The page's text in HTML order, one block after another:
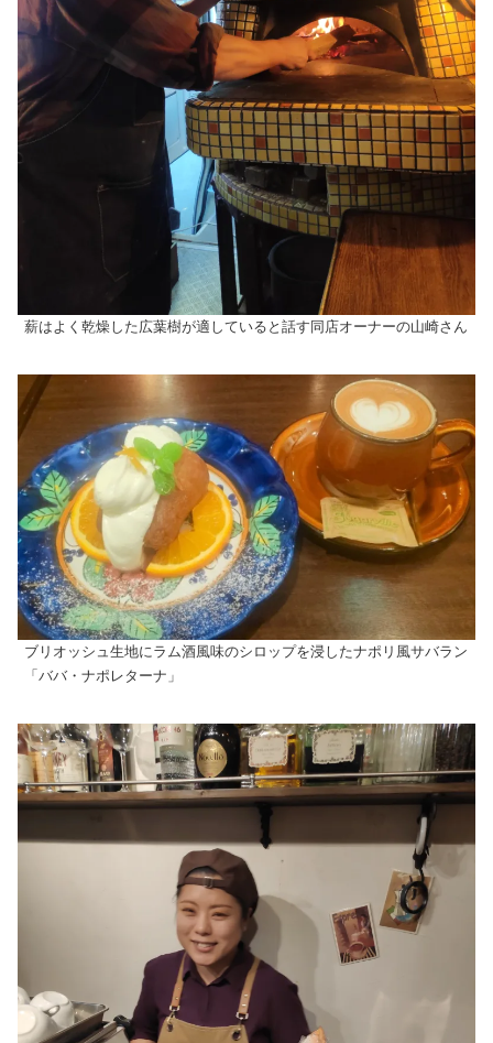
薪はよく乾燥した広葉樹が適していると話す同店オーナーの山崎さん
ブリオッシュ生地にラム酒風味のシロップを浸したナポリ風サバラン
「ババ・ナポレターナ」